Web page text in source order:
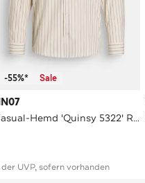
-55%* Sale
Casual-Hemd 'Quinsy 5322' Regular Fit
UVP, sofern vorhanden